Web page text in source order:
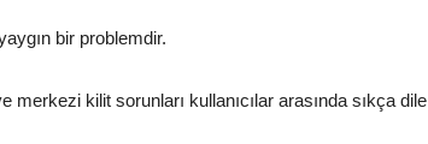
bir problemdir.
merkezi kilit sorunları kullanıcılar arasında sıkça dile